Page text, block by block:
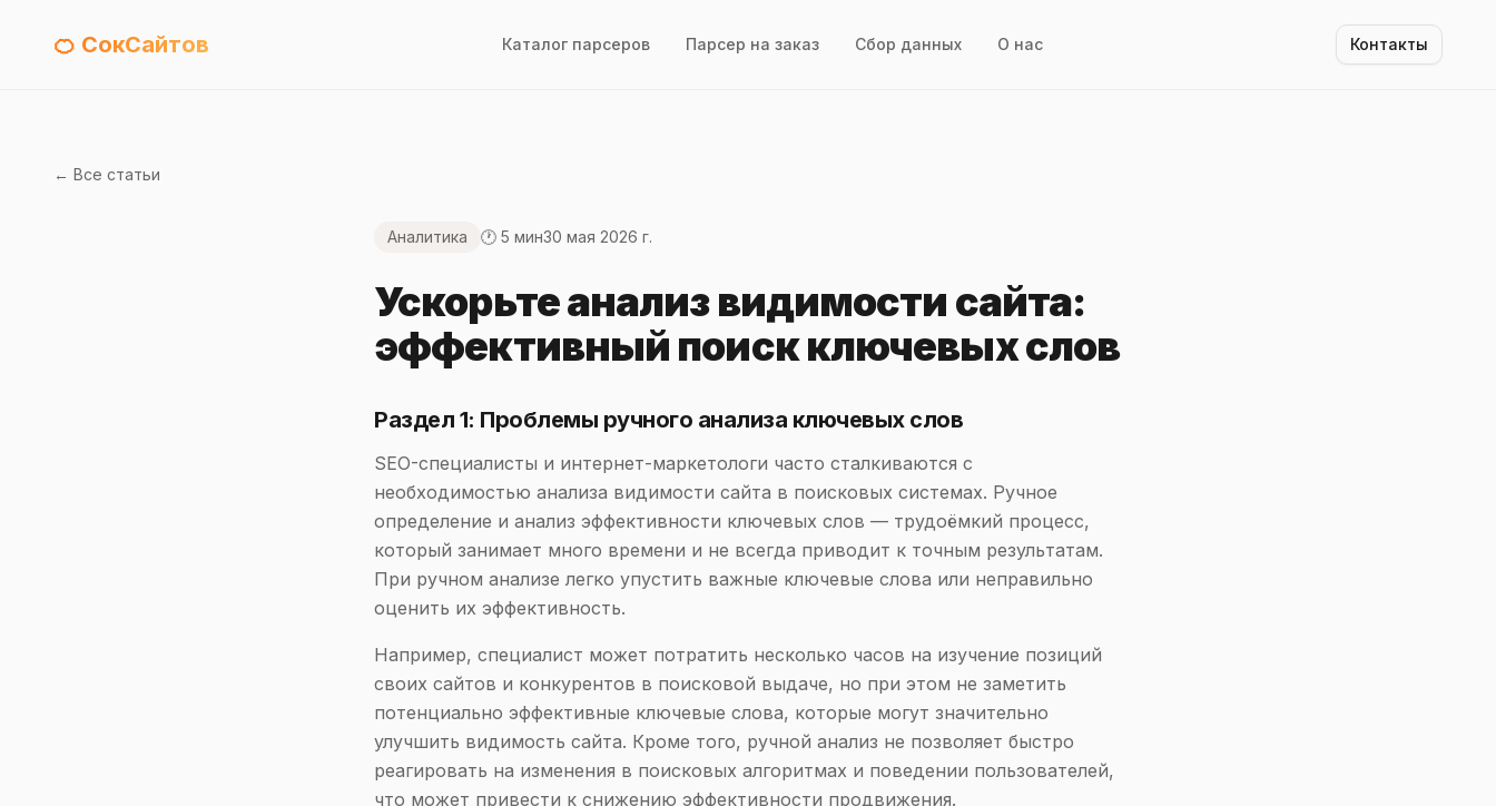
🍊 СокСайтов Каталог парсеров Парсер на заказ Сбор данных О нас Контакты
← Все статьи
Аналитика 🕐 5 мин30 мая 2026 г.
Ускорьте анализ видимости сайта:
эффективный поиск ключевых слов
Раздел 1: Проблемы ручного анализа ключевых слов
SEO-специалисты и интернет-маркетологи часто сталкиваются с
необходимостью анализа видимости сайта в поисковых системах. Ручное
определение и анализ эффективности ключевых слов — трудоёмкий процесс,
который занимает много времени и не всегда приводит к точным результатам.
При ручном анализе легко упустить важные ключевые слова или неправильно
оценить их эффективность.
Например, специалист может потратить несколько часов на изучение позиций
своих сайтов и конкурентов в поисковой выдаче, но при этом не заметить
потенциально эффективные ключевые слова, которые могут значительно
улучшить видимость сайта. Кроме того, ручной анализ не позволяет быстро
реагировать на изменения в поисковых алгоритмах и поведении пользователей,
что может привести к снижению эффективности продвижения.